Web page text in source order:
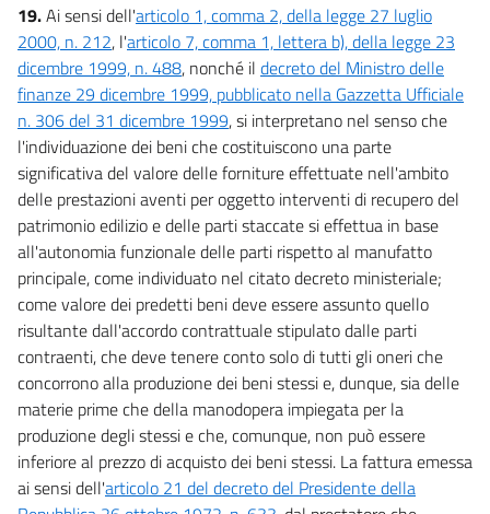
19.Ai sensi dell'articolo 1, comma 2, della legge 27 luglio
2000, n. 212, l'articolo 7, comma 1, lettera b), della legge 23
dicembre 1999, n. 488, nonché il decreto del Ministro delle
finanze 29 dicembre 1999, pubblicato nella Gazzetta Ufficiale
n. 306 del 31 dicembre 1999, si interpretano nel senso che
l'individuazione dei beni che costituiscono una parte
significativa del valore delle forniture effettuate nell'ambito
delle prestazioni aventi per oggetto interventi di recupero del
patrimonio edilizio e delle parti staccate si effettua in base
all'autonomia funzionale delle parti rispetto al manufatto
principale, come individuato nel citato decreto ministeriale;
come valore dei predetti beni deve essere assunto quello
risultante dall'accordo contrattuale stipulato dalle parti
contraenti, che deve tenere conto solo di tutti gli oneri che
concorrono alla produzione dei beni stessi e, dunque, sia delle
materie prime che della manodopera impiegata per la
produzione degli stessi e che, comunque, non può essere
inferiore al prezzo di acquisto dei beni stessi. La fattura emessa
ai sensi dell'articolo 21 del decreto del Presidente della